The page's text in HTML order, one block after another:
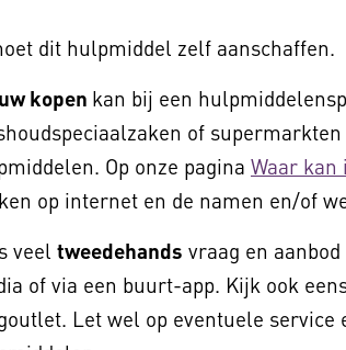
dit hulpmiddel zelf aanschaffen.
kopen kan bij een
of supermarkten
Op onze pagina Waar
op internet en de namen en/of
veel tweedehands vraag en
of via een buurt-app. Kijk ook
Let wel op eventuele